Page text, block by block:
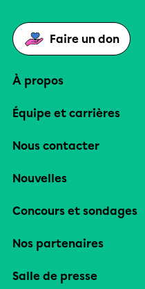
Faire un don
À propos
Équipe et carrières
Nous contacter
Nouvelles
Concours et sondages
Nos partenaires
Salle de presse